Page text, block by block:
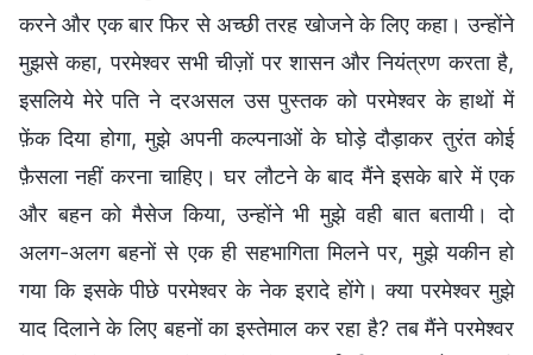
करने और एक बार फिर से अच्छी तरह खोजने के लिए कहा। उन्होंने
मुझसे कहा, परमेश्वर सभी चीज़ों पर शासन और नियंत्रण करता है,
इसलिये मेरे पति ने दरअसल उस पुस्तक को परमेश्वर के हाथों में
फ़ेंक दिया होगा, मुझे अपनी कल्पनाओं के घोड़े दौड़ाकर तुरंत कोई
फ़ैसला नहीं करना चाहिए। घर लौटने के बाद मैंने इसके बारे में एक
और बहन को मैसेज किया, उन्होंने भी मुझे वही बात बतायी। दो
अलग-अलग बहनों से एक ही सहभागिता मिलने पर, मुझे यकीन हो
गया कि इसके पीछे परमेश्वर के नेक इरादे होंगे। क्या परमेश्वर मुझे
याद दिलाने के लिए बहनों का इस्तेमाल कर रहा है? तब मैंने परमेश्वर